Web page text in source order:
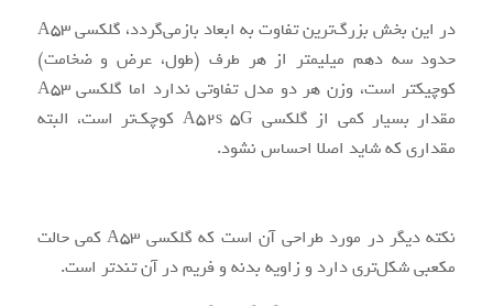
در این بخش بزرگ‌ترین تفاوت به ابعاد بازمی‌گردد، گلکسی A53
حدود سه دهم میلیمتر از هر طرف (طول، عرض و ضخامت)
کوچیکتر است، وزن هر دو مدل تفاوتی ندارد اما گلکسی A53
مقدار بسیار کمی از گلکسی A52s 5G کوچک‌تر است، البته
مقداری که شاید اصلا احساس نشود.
نکته دیگر در مورد طراحی آن است که گلکسی A53 کمی حالت
مکعبی شکل‌تری دارد و زاویه بدنه و فریم در آن تندتر است.